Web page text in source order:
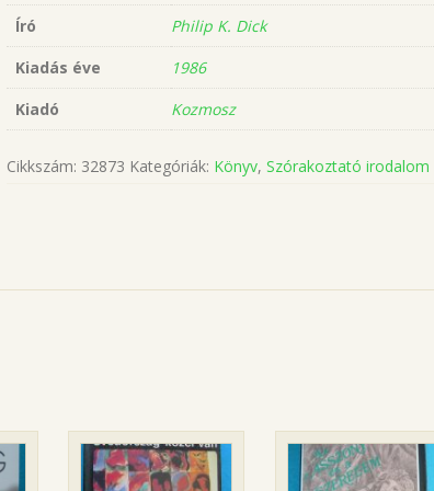
Író
Philip K. Dick
Kiadás éve
1986
Kiadó
Kozmosz
Cikkszám: 32873 Kategóriák: Könyv,Szórakoztató irodalom